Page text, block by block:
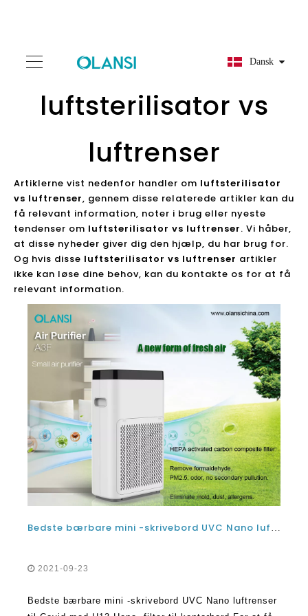
Dansk
luftsterilisator vs
luftrenser
Artiklerne vist nedenfor handler om luftsterilisator
vs luftrenser, gennem disse relaterede artikler kan du
få relevant information, noter i brug eller nyeste
tendenser om luftsterilisator vs luftrenser. Vi håber,
at disse nyheder giver dig den hjælp, du har brug for.
Og hvis disse luftsterilisator vs luftrenser artikler
ikke kan løse dine behov, kan du kontakte os for at få
relevant information.
Bedste bærbare mini -skrivebord UVC Nano luftrenser til Covid med H13 Hepa -filter til kontorbord
2021-09-23
Bedste bærbare mini -skrivebord UVC Nano luftrenser